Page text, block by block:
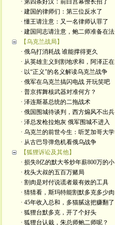
· 第四条好汉：前白宫幕僚长招了
· 建国的律师们：第三位反水了
· 懂王请注意：又一名律师认罪了
· 建国同志请注意，鲍二师准备在法
【乌克兰战局】
· 俄乌打消耗战 谁能撑得更久
· 从英雄主义到割地求和，阿泽正在
· 以“正义”的名义解读乌克兰战争
· 俄军在乌克兰搞闪电战 开玩笑吧
· 普京挥舞核武器对准何方？
· 泽连斯基总统的二拖战术
· 俄国围城待谈判，西方煽风不出兵
· 泽总发枪拉炮灰 俄军围城不进入
· 乌克兰的前世今生：听芝加哥大学
· 从古巴导弹危机看俄乌战争
【狐狸诉讼及其他】
· 损失8亿的默大爷炒年薪800万的小
· 枕头大叔的五百万赌局
· 割肉是对付说谎者最有效的工具
· 猜猜看，斯玛特能割默多克多少肉
· 45年收入总和，多猫腻这把赚翻了
· 狐狸台默多克，开了个好头
· 狐狸台认栽，朱总师鲍二师呢？